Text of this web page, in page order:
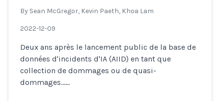
By Sean McGregor, Kevin Paeth, Khoa Lam
2022-12-09
Deux ans après le lancement public de la base de
données d'incidents d'IA (AIID) en tant que
collection de dommages ou de quasi-
dommages…...